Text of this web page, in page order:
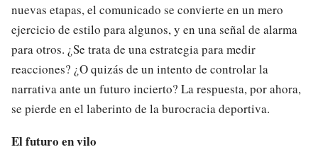
nuevas etapas, el comunicado se convierte en un mero
ejercicio de estilo para algunos, y en una señal de alarma
para otros. ¿Se trata de una estrategia para medir
reacciones? ¿O quizás de un intento de controlar la
narrativa ante un futuro incierto? La respuesta, por ahora,
se pierde en el laberinto de la burocracia deportiva.
El futuro en vilo